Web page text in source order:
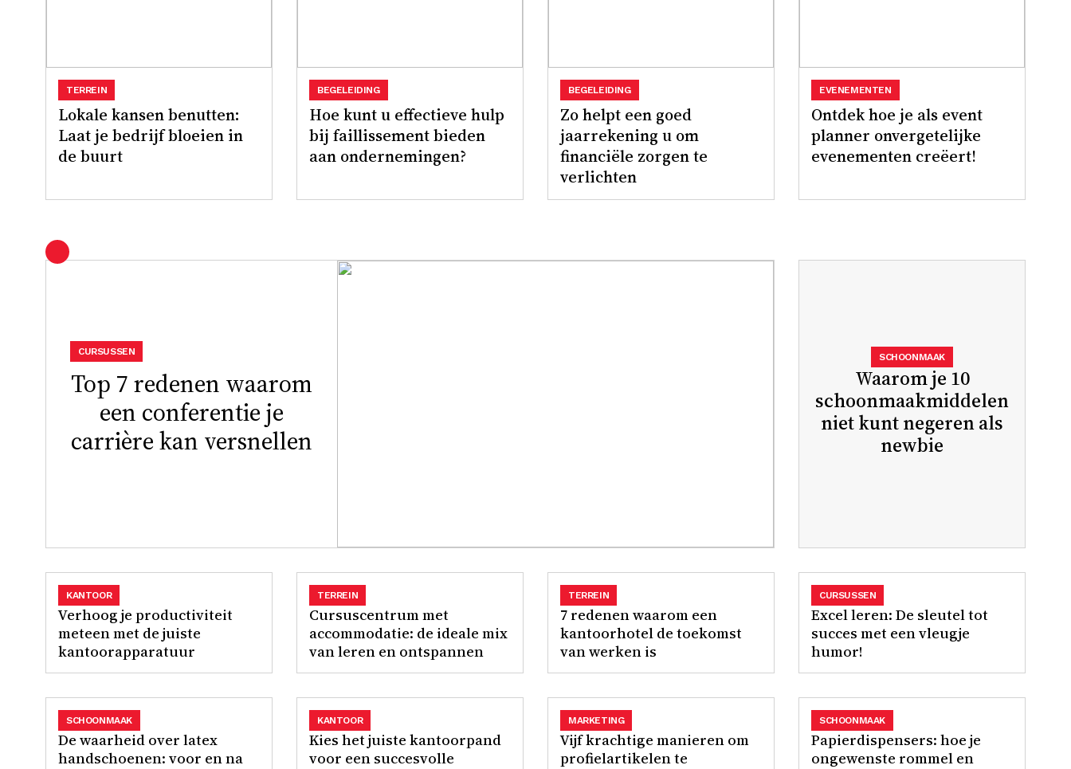
Lokale kansen benutten:
Laat je bedrijf bloeien in
de buurt
TERREIN
Hoe kunt u effectieve hulp
bij faillissement bieden
aan ondernemingen?
BEGELEIDING
Zo helpt een goed
jaarrekening u om
financiële zorgen te
verlichten
BEGELEIDING
Ontdek hoe je als event
planner onvergetelijke
evenementen creëert!
EVENEMENTEN
Top 7 redenen waarom
een conferentie je
carrière kan versnellen
CURSUSSEN
Waarom je 10
schoonmaakmiddelen
niet kunt negeren als
newbie
SCHOONMAAK
Verhoog je productiviteit
meteen met de juiste
kantoorapparatuur
KANTOOR
Cursuscentrum met
accommodatie: de ideale mix
van leren en ontspannen
TERREIN
7 redenen waarom een
kantoorhotel de toekomst
van werken is
TERREIN
Excel leren: De sleutel tot
succes met een vleugje
humor!
CURSUSSEN
De waarheid over latex
handschoenen: voor en na
SCHOONMAAK
Kies het juiste kantoorpand
voor een succesvolle
KANTOOR
Vijf krachtige manieren om
profielartikelen te
MARKETING
Papierdispensers: hoe je
ongewenste rommel en
SCHOONMAAK